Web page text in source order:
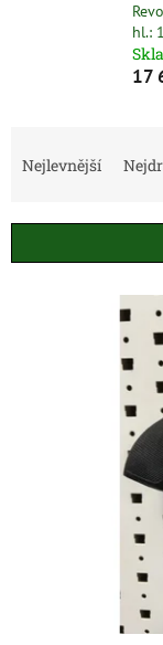
hl.:
17
í
Nejlevnější